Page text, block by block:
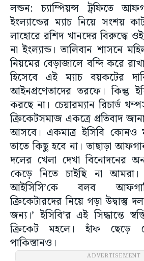
লন্ডন: চ্যাম্পিয়ন্স ট্রফিতে
ইংল্যান্ডের ম্যাচ নিয়ে সংশয়
লাহোরে রশিদ খানদের বিরুদ্ধে
না ইংল্যান্ড। তালিবান শাসনে
নিয়মের বেড়াজালে বন্দি করে
হিসেবে এই ম্যাচ বয়কটের
আইনপ্রণেতাদের তরফে। কিন্তু
করছে না। চেয়ারম্যান রিচার্ড
ক্রিকেটসমাজ একত্রে প্রতিবাদ
আসবে। একমাত্র ইসিবি কোনও
তাতে কিছু হবে না। তাছাড়া
দলের খেলা দেখা বিনোদনের
কেড়ে নিতে চাইছি না আমরা।
আইসিসি’কে বলব
ক্রিকেটারদের নিয়ে গড়া উদ্বাস্তু
জন্য।’ ইসিবি’র এই সিদ্ধান্তে
ক্রিকেট মহলে। হাঁফ ছেড়ে
পাকিস্তানও।
ADVERTISEMENT